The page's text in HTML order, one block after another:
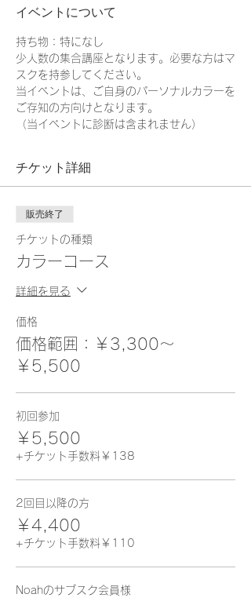
イベントについて
持ち物：特になし
少人数の集合講座となります。必要な方はマ
スクを持参してください。
当イベントは、ご自身のパーソナルカラーを
ご存知の方向けとなります。
（当イベントに診断は含まれません）
チケット詳細
販売終了
チケットの種類
カラーコース
詳細を見る
価格
価格範囲：￥3,300〜
￥5,500
初回参加
￥5,500
+チケット手数料￥138
2回目以降の方
￥4,400
+チケット手数料￥110
Noahのサブスク会員様